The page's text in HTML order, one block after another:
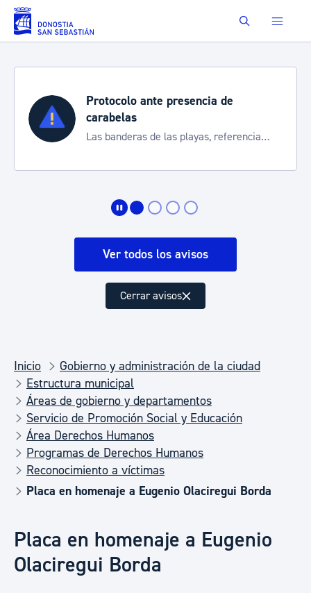
Saltar al contenido principal Buscar
Protocolo ante presencia de
carabelas
Las banderas de las playas, referencia
Ver todos los avisos
Cerrar avisos
Inicio
Gobierno y administración de la ciudad
Estructura municipal
Áreas de gobierno y departamentos
Servicio de Promoción Social y Educación
Área Derechos Humanos
Programas de Derechos Humanos
Reconocimiento a víctimas
Placa en homenaje a Eugenio Olaciregui Borda
Placa en homenaje a Eugenio
Olaciregui Borda